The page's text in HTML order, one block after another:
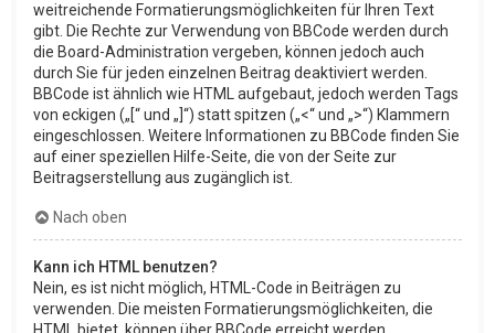
weitreichende Formatierungsmöglichkeiten für Ihren Text
gibt. Die Rechte zur Verwendung von BBCode werden durch
die Board-Administration vergeben, können jedoch auch
durch Sie für jeden einzelnen Beitrag deaktiviert werden.
BBCode ist ähnlich wie HTML aufgebaut, jedoch werden Tags
von eckigen („[“ und „]“) statt spitzen („<“ und „>“) Klammern
eingeschlossen. Weitere Informationen zu BBCode finden Sie
auf einer speziellen Hilfe-Seite, die von der Seite zur
Beitragserstellung aus zugänglich ist.
Nach oben
Kann ich HTML benutzen?
Nein, es ist nicht möglich, HTML-Code in Beiträgen zu
verwenden. Die meisten Formatierungsmöglichkeiten, die